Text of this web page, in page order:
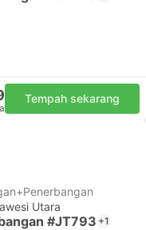
Tempah sekarang
Utara
#JT793 +1